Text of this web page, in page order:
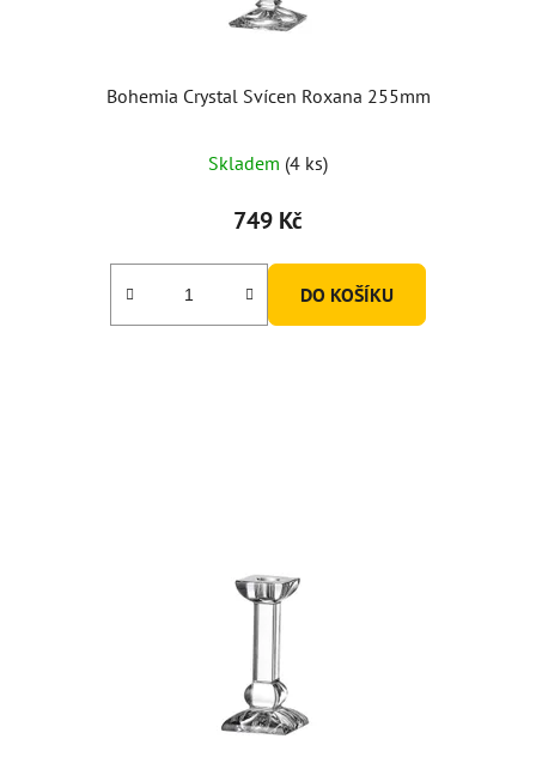
Bohemia Crystal Svícen Roxana 255mm
Skladem (4 ks)
749 Kč
DO KOŠÍKU